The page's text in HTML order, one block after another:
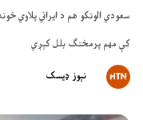
سعودي الوتکو هم د ایراني پلاوي
کې مهم پرمختګ بلل کېږي
نېوز ډیسک